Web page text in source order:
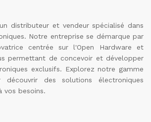
distributeur et vendeur spécialisé dans
Notre entreprise se démarque par
centrée sur l'Open Hardware et
permettant de concevoir et développer
exclusifs. Explorez notre gamme
des solutions électroniques
vos besoins.